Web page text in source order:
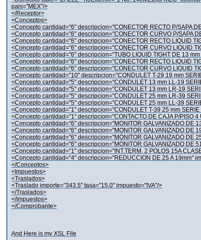
pais="MEX"/>
</Receptor>
<Conceptos>
<Concepto cantidad="6" descripcion="CONECTOR RECTO P/SAPA
<Concepto cantidad="6" descripcion="CONECTOR CURVO P/SAPA
<Concepto cantidad="6" descripcion="CONECTOR RECTO LIQUID
<Concepto cantidad="6" descripcion="CONECTOR CURVO LIQUID
<Concepto cantidad="6" descripcion="TUBO LIQUID TIGHT DE 13
<Concepto cantidad="6" descripcion="CONECTOR RECTO LIQUID
<Concepto cantidad="6" descripcion="CONECTOR CURVO LIQUID
<Concepto cantidad="10" descripcion="CONDULET T-29 19 mm
<Concepto cantidad="5" descripcion="CONDULET 13 mm LL-19
<Concepto cantidad="5" descripcion="CONDULET 13 mm LR-19
<Concepto cantidad="5" descripcion="CONDULET 25 mm LR-39
<Concepto cantidad="5" descripcion="CONDULET 25 mm LL-39
<Concepto cantidad="1" descripcion="CONDULET T-39 25 mm
<Concepto cantidad="1" descripcion="CONTACTO DE CAJA P/PISO
<Concepto cantidad="6" descripcion="MONITOR GALVANIZADO DE
<Concepto cantidad="6" descripcion="MONITOR GALVANIZADO DE
<Concepto cantidad="6" descripcion="MONITOR GALVANIZADO DE
<Concepto cantidad="6" descripcion="MONITOR GALVANIZADO DE
<Concepto cantidad="1" descripcion="INT.TERM. 2 POLOS 15A
<Concepto cantidad="4" descripcion="REDUCCION DE 25 A 19mm"
</Conceptos>
<Impuestos>
<Traslados>
<Traslado importe="343.5" tasa="15.0" impuesto="IVA"/>
</Traslados>
</Impuestos>
</Comprobante>
And Here is my XSL File